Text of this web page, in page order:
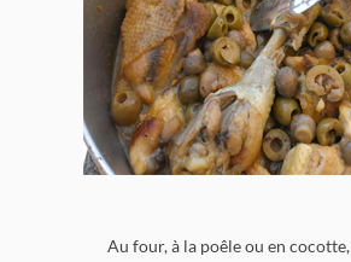
Au four, à la poêle ou en